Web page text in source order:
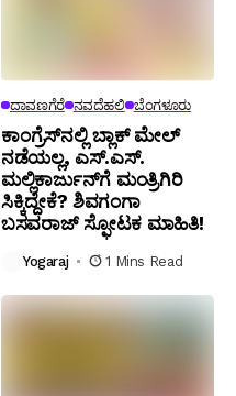
ದಾವಣಗೆರೆ ನವದೆಹಲಿ ಬೆಂಗಳೂರು
ಕಾಂಗ್ರೆಸ್‌ನಲ್ಲಿ ಬ್ಲಾಕ್ ಮೇಲ್
ನಡೆಯಲ್ಲ, ಎಸ್.ಎಸ್.
ಮಲ್ಲಿಕಾರ್ಜುನ್‌ಗೆ ಮಂತ್ರಿಗಿರಿ
ಸಿಕ್ಕಿದ್ದೇಕೆ? ಶಿವಗಂಗಾ
ಬಸವರಾಜ್ ಸ್ಫೋಟಕ ಮಾಹಿತಿ!
Yogaraj 1 Mins Read